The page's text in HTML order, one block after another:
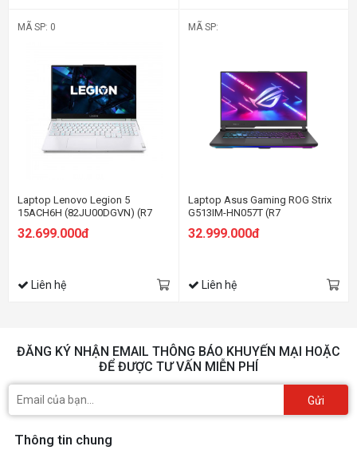
MÃ SP: 0
Laptop Lenovo Legion 5
15ACH6H (82JU00DGVN) (R7
5800H/8GB RAM/512GB
SSD/15.6FHD 165Hz/RTX3060
32.699.000đ
Liên hệ
MÃ SP:
Laptop Asus Gaming ROG Strix
G513IM-HN057T (R7
4800H/16GB RAM/512GB
SSD/15.6 FHD 144hz/RTX3060
32.999.000đ
Liên hệ
ĐĂNG KÝ NHẬN EMAIL THÔNG BÁO KHUYẾN MẠI HOẶC
ĐỂ ĐƯỢC TƯ VẤN MIỄN PHÍ
Gửi
Thông tin chung